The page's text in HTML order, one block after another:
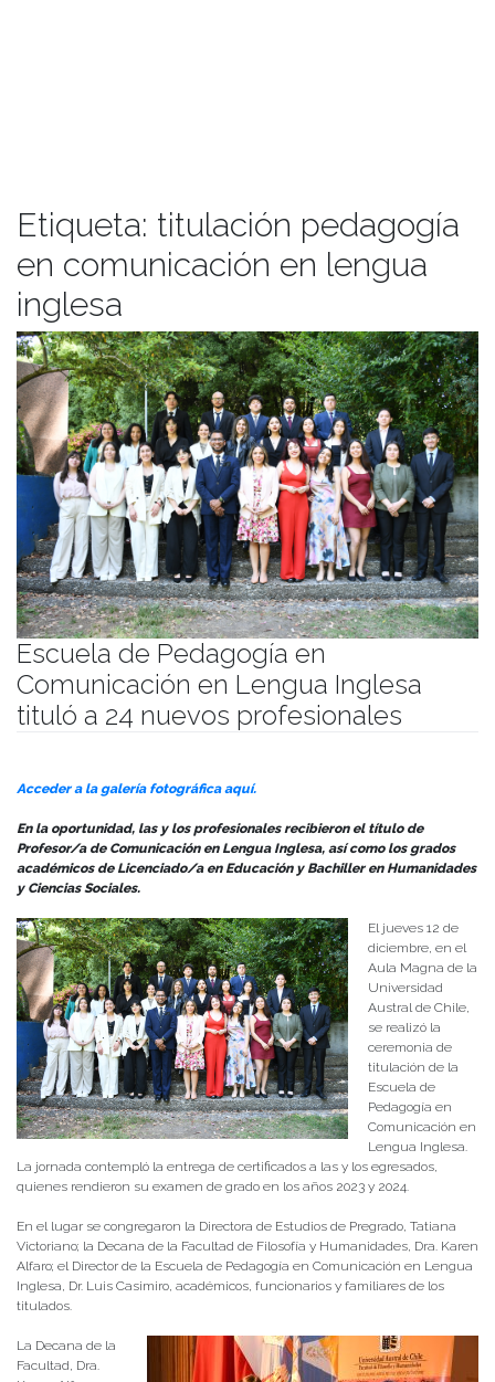
Etiqueta: titulación pedagogía
en comunicación en lengua
inglesa
Escuela de Pedagogía en
Comunicación en Lengua Inglesa
tituló a 24 nuevos profesionales
Acceder a la galería fotográfica aquí.
En la oportunidad, las y los profesionales recibieron el título de
Profesor/a de Comunicación en Lengua Inglesa, así como los grados
académicos de Licenciado/a en Educación y Bachiller en Humanidades
y Ciencias Sociales.
El jueves 12 de
diciembre, en el
Aula Magna de la
Universidad
Austral de Chile,
se realizó la
ceremonia de
titulación de la
Escuela de
Pedagogía en
Comunicación en
Lengua Inglesa.
La jornada contempló la entrega de certificados a las y los egresados,
quienes rendieron su examen de grado en los años 2023 y 2024.
En el lugar se congregaron la Directora de Estudios de Pregrado, Tatiana
Victoriano; la Decana de la Facultad de Filosofía y Humanidades, Dra. Karen
Alfaro; el Director de la Escuela de Pedagogía en Comunicación en Lengua
Inglesa, Dr. Luis Casimiro, académicos, funcionarios y familiares de los
titulados.
La Decana de la
Facultad, Dra.